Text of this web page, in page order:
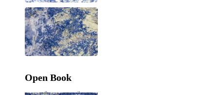
Open Book